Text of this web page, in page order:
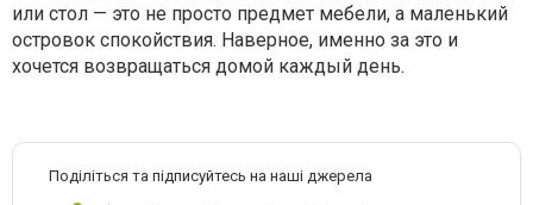
или стол — это не просто предмет мебели, а маленький
островок спокойствия. Наверное, именно за это и
хочется возвращаться домой каждый день.
Поділіться та підписуйтесь на наші джерела